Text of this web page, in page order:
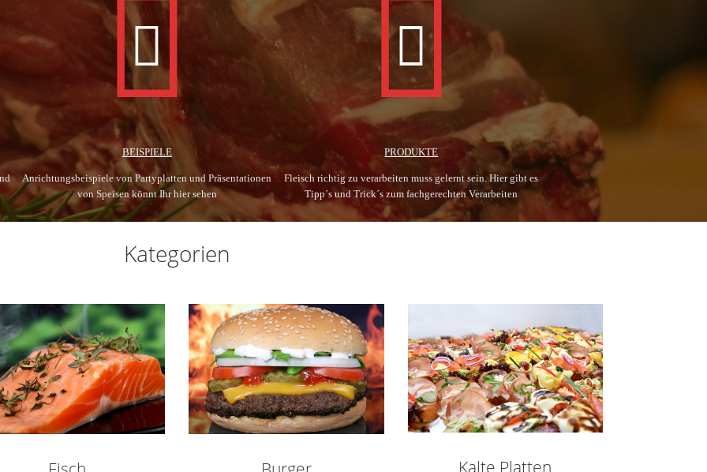
BEISPIELE
Anrichtungsbeispiele von Partyplatten und Präsentationen
von Speisen könnt Ihr hier sehen
PRODUKTE
Fleisch richtig zu verarbeiten muss gelernt sein. Hier gibt es
Tipp´s und Trick´s zum fachgerechten Verarbeiten
Kategorien